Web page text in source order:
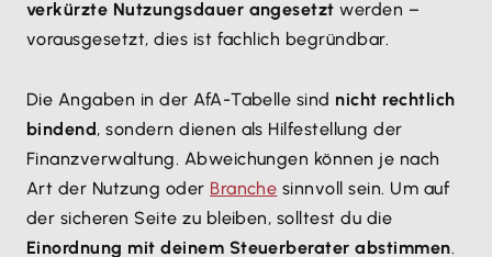
verkürzte Nutzungsdauer angesetzt werden –
vorausgesetzt, dies ist fachlich begründbar.
Die Angaben in der AfA-Tabelle sind nicht rechtlich
bindend, sondern dienen als Hilfestellung der
Finanzverwaltung. Abweichungen können je nach
Art der Nutzung oder Branche sinnvoll sein. Um auf
der sicheren Seite zu bleiben, solltest du die
Einordnung mit deinem Steuerberater abstimmen.